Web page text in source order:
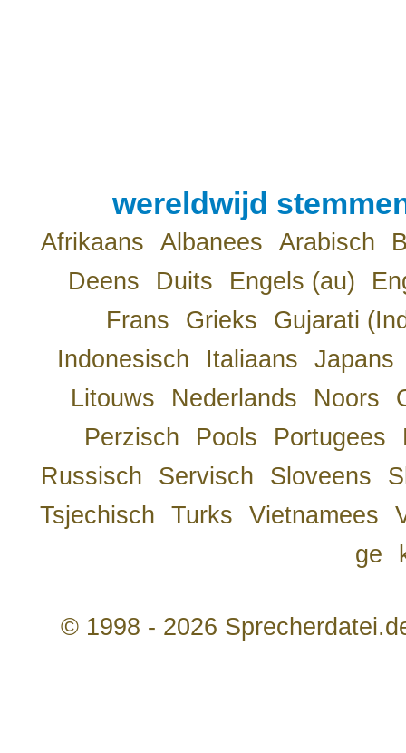
wereldwijd
Afrikaans Albanees Arabisch
Deens
Duits Engels (au)
Frans
Grieks
Gujarati
Indonesisch
Italiaans
Japans
Litouws
Nederlands Noors
Perzisch
Pools Portugees
Russisch
Servisch Sloveens
Tsjechisch
Turks Vietnamees
ge
© 1998 - 2026